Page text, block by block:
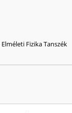
Elméleti Fizika Tanszék